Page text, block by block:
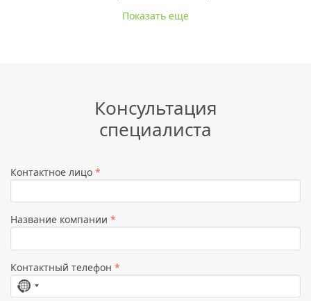
Показать еще
Консультация
специалиста
Контактное лицо *
Название компании *
Контактный телефон *
Страна